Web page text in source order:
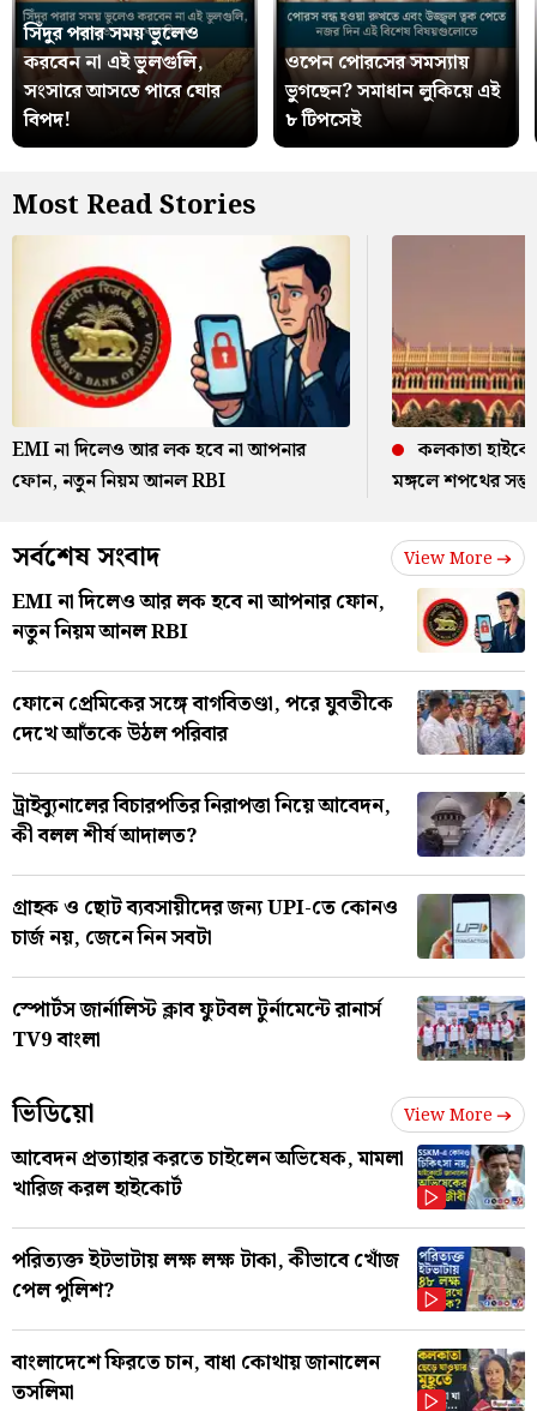
সিঁদুর পরার সময় ভুলেও
করবেন না এই ভুলগুলি,
সংসারে আসতে পারে ঘোর
বিপদ!
ওপেন পোরসের সমস্যায়
ভুগছেন? সমাধান লুকিয়ে এই
৮ টিপসেই
Most Read Stories
EMI না দিলেও আর লক হবে না আপনার
ফোন, নতুন নিয়ম আনল RBI
কলকাতা
মঙ্গলে শপথের
সর্বশেষ সংবাদ View More
EMI না দিলেও আর লক হবে না আপনার ফোন,
নতুন নিয়ম আনল RBI
ফোনে প্রেমিকের সঙ্গে বাগবিতণ্ডা, পরে যুবতীকে
দেখে আঁতকে উঠল পরিবার
ট্রাইব্যুনালের বিচারপতির নিরাপত্তা নিয়ে আবেদন,
কী বলল শীর্ষ আদালত?
গ্রাহক ও ছোট ব্যবসায়ীদের জন্য UPI-তে কোনও
চার্জ নয়, জেনে নিন সবটা
স্পোর্টস জার্নালিস্ট ক্লাব ফুটবল টুর্নামেন্টে রানার্স
TV9 বাংলা
ভিডিয়ো View More
আবেদন প্রত্যাহার করতে চাইলেন অভিষেক, মামলা
খারিজ করল হাইকোর্ট
পরিত্যক্ত ইটভাটায় লক্ষ লক্ষ টাকা, কীভাবে খোঁজ
পেল পুলিশ?
বাংলাদেশে ফিরতে চান, বাধা কোথায় জানালেন
তসলিমা